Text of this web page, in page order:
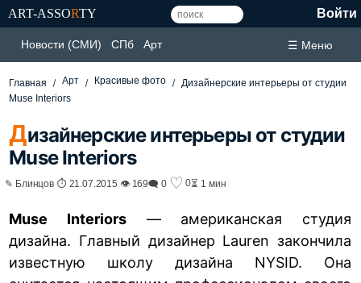
ART-ASSORTY Войти
Новости (СМИ) СПб Арт ☰ Меню
Главная Арт Красивые фото
Дизайнерские интерьеры от студии
Muse Interiors
Дизайнерские интерьеры от студии
Muse Interiors
✎ Блинцов ⏱ 21.07.2015 👁 169🗨 0 ♡ 0⏳ 1 мин
Muse Interiors — американская студия
дизайна. Главный дизайнер Lauren закончила
известную школу дизайна NYSID. Она